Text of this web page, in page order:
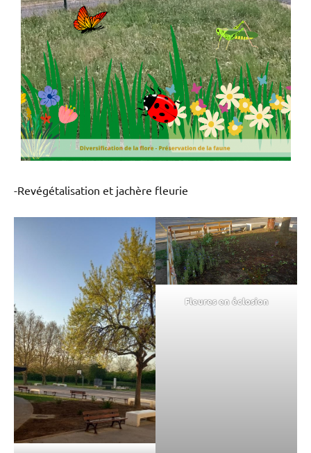
-Revégétalisation et jachère fleurie
Fleures en éclosion